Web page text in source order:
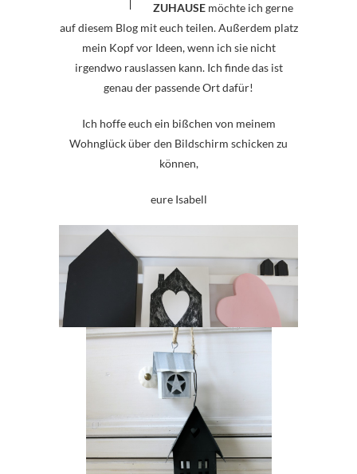
ZUHAUSE möchte ich gerne
auf diesem Blog mit euch teilen. Außerdem platz
mein Kopf vor Ideen, wenn ich sie nicht
irgendwo rauslassen kann. Ich finde das ist
genau der passende Ort dafür!
Ich hoffe euch ein bißchen von meinem
Wohnglück über den Bildschirm schicken zu
können,
eure Isabell